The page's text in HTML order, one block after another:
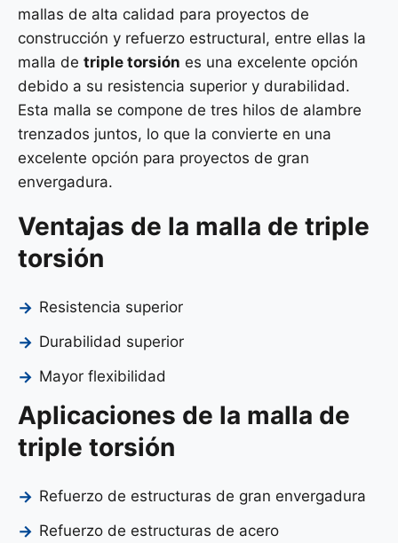
mallas de alta calidad para proyectos de
construcción y refuerzo estructural, entre ellas la
malla de triple torsión es una excelente opción
debido a su resistencia superior y durabilidad.
Esta malla se compone de tres hilos de alambre
trenzados juntos, lo que la convierte en una
excelente opción para proyectos de gran
envergadura.
Ventajas de la malla de triple
torsión
Resistencia superior
Durabilidad superior
Mayor flexibilidad
Aplicaciones de la malla de
triple torsión
Refuerzo de estructuras de gran envergadura
Refuerzo de estructuras de acero